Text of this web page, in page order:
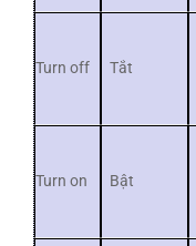
Turn off Tắt
Turn on Bật